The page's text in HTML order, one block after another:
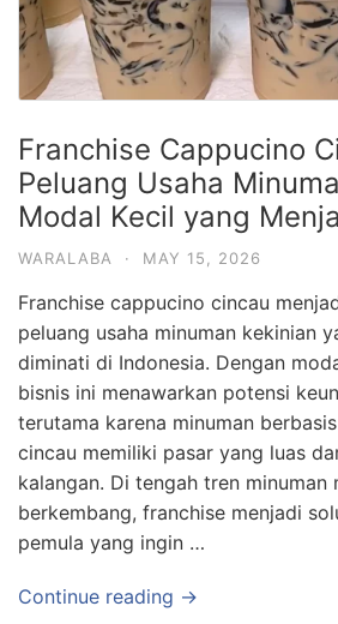
Franchise Cappucino
Peluang Usaha
Modal Kecil yang
WARALABA · MAY 15, 2026
Franchise cappucino cincau
peluang usaha minuman kekinian
diminati di Indonesia. Dengan
bisnis ini menawarkan potensi
terutama karena minuman
cincau memiliki pasar yang luas
kalangan. Di tengah tren minuman
berkembang, franchise menjadi
pemula yang ingin …
Continue reading →